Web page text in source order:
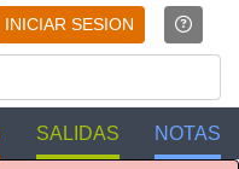
INICIAR SESION
SALIDAS NOTAS